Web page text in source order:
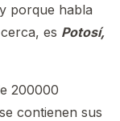
porque habla
es Potosí,
200000
contienen sus